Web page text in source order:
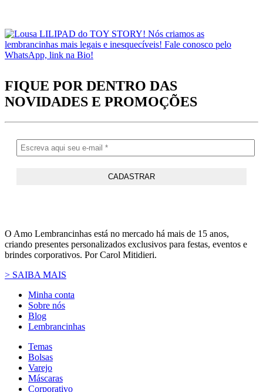
FIQUE POR DENTRO DAS
NOVIDADES E PROMOÇÕES
O Amo Lembrancinhas está no mercado há mais de 15 anos,
criando presentes personalizados exclusivos para festas, eventos e
brindes corporativos. Por Carol Mitidieri.
> SAIBA MAIS
Minha conta
Sobre nós
Blog
Lembrancinhas
Temas
Bolsas
Varejo
Máscaras
Corporativo